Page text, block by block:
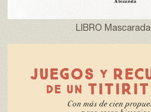
LIBRO Mascarada